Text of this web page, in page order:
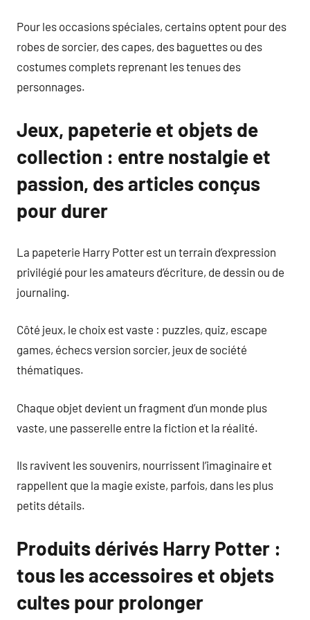
Pour les occasions spéciales, certains optent pour des
robes de sorcier, des capes, des baguettes ou des
costumes complets reprenant les tenues des
personnages.
Jeux, papeterie et objets de
collection : entre nostalgie et
passion, des articles conçus
pour durer
La papeterie Harry Potter est un terrain d’expression
privilégié pour les amateurs d’écriture, de dessin ou de
journaling.
Côté jeux, le choix est vaste : puzzles, quiz, escape
games, échecs version sorcier, jeux de société
thématiques.
Chaque objet devient un fragment d’un monde plus
vaste, une passerelle entre la fiction et la réalité.
Ils ravivent les souvenirs, nourrissent l’imaginaire et
rappellent que la magie existe, parfois, dans les plus
petits détails.
Produits dérivés Harry Potter :
tous les accessoires et objets
cultes pour prolonger